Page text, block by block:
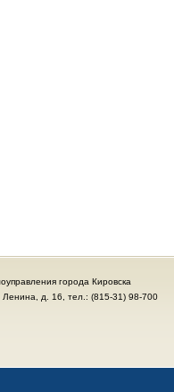
города Кировска
Ленина, д. 16, тел.: (815-31) 98-700